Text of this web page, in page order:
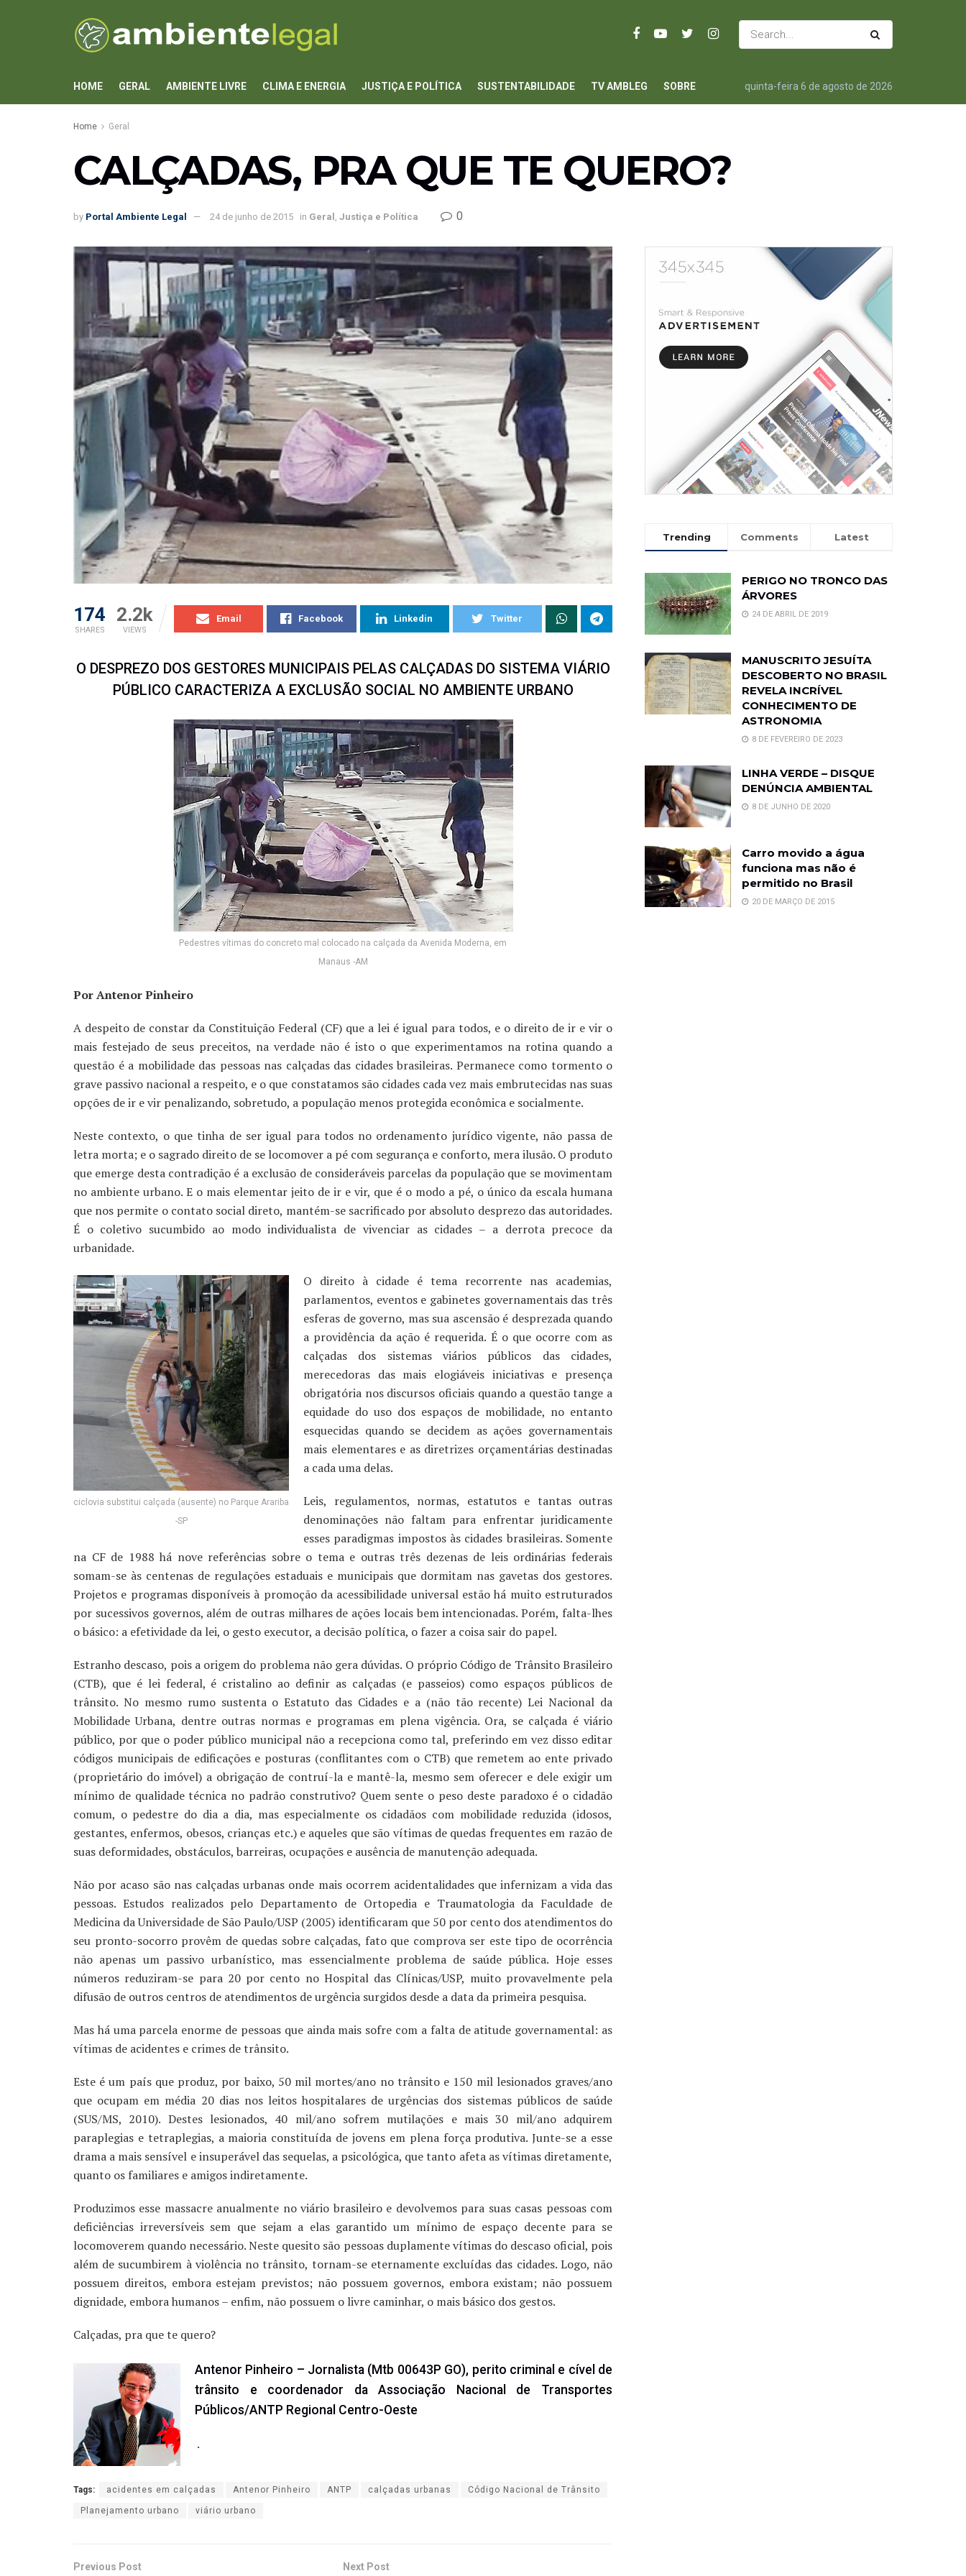
HOME GERAL AMBIENTE LIVRE CLIMA E ENERGIA JUSTIÇA E POLÍTICA SUSTENTABILIDADE TV AMBLEG SOBRE quinta-feira 6 de agosto de 2026
Home Geral
CALÇADAS, PRA QUE TE QUERO?
by Portal Ambiente Legal 24 de junho de 2015 in Geral , Justiça e Política 0
174
SHARES
2.2k
VIEWS
Email Facebook Linkedin Twitter
O DESPREZO DOS GESTORES MUNICIPAIS PELAS CALÇADAS DO SISTEMA VIÁRIO
PÚBLICO CARACTERIZA A EXCLUSÃO SOCIAL NO AMBIENTE URBANO
Pedestres vítimas do concreto mal colocado na calçada da Avenida Moderna, em
Manaus -AM
Por Antenor Pinheiro
A despeito de constar da Constituição Federal (CF) que a lei é igual para todos, e o direito de ir e vir o
mais festejado de seus preceitos, na verdade não é isto o que experimentamos na rotina quando a
questão é a mobilidade das pessoas nas calçadas das cidades brasileiras. Permanece como tormento o
grave passivo nacional a respeito, e o que constatamos são cidades cada vez mais embrutecidas nas suas
opções de ir e vir penalizando, sobretudo, a população menos protegida econômica e socialmente.
Neste contexto, o que tinha de ser igual para todos no ordenamento jurídico vigente, não passa de
letra morta; e o sagrado direito de se locomover a pé com segurança e conforto, mera ilusão. O produto
que emerge desta contradição é a exclusão de consideráveis parcelas da população que se movimentam
no ambiente urbano. E o mais elementar jeito de ir e vir, que é o modo a pé, o único da escala humana
que nos permite o contato social direto, mantém-se sacrificado por absoluto desprezo das autoridades.
É o coletivo sucumbido ao modo individualista de vivenciar as cidades – a derrota precoce da
urbanidade.
ciclovia substitui calçada (ausente) no Parque Arariba
-SP
O direito à cidade é tema recorrente nas academias,
parlamentos, eventos e gabinetes governamentais das três
esferas de governo, mas sua ascensão é desprezada quando
a providência da ação é requerida. É o que ocorre com as
calçadas dos sistemas viários públicos das cidades,
merecedoras das mais elogiáveis iniciativas e presença
obrigatória nos discursos oficiais quando a questão tange a
equidade do uso dos espaços de mobilidade, no entanto
esquecidas quando se decidem as ações governamentais
mais elementares e as diretrizes orçamentárias destinadas
a cada uma delas.
Leis, regulamentos, normas, estatutos e tantas outras
denominações não faltam para enfrentar juridicamente
esses paradigmas impostos às cidades brasileiras. Somente
na CF de 1988 há nove referências sobre o tema e outras três dezenas de leis ordinárias federais
somam-se às centenas de regulações estaduais e municipais que dormitam nas gavetas dos gestores.
Projetos e programas disponíveis à promoção da acessibilidade universal estão há muito estruturados
por sucessivos governos, além de outras milhares de ações locais bem intencionadas. Porém, falta-lhes
o básico: a efetividade da lei, o gesto executor, a decisão política, o fazer a coisa sair do papel.
Estranho descaso, pois a origem do problema não gera dúvidas. O próprio Código de Trânsito Brasileiro
(CTB), que é lei federal, é cristalino ao definir as calçadas (e passeios) como espaços públicos de
trânsito. No mesmo rumo sustenta o Estatuto das Cidades e a (não tão recente) Lei Nacional da
Mobilidade Urbana, dentre outras normas e programas em plena vigência. Ora, se calçada é viário
público, por que o poder público municipal não a recepciona como tal, preferindo em vez disso editar
códigos municipais de edificações e posturas (conflitantes com o CTB) que remetem ao ente privado
(proprietário do imóvel) a obrigação de contruí-la e mantê-la, mesmo sem oferecer e dele exigir um
mínimo de qualidade técnica no padrão construtivo? Quem sente o peso deste paradoxo é o cidadão
comum, o pedestre do dia a dia, mas especialmente os cidadãos com mobilidade reduzida (idosos,
gestantes, enfermos, obesos, crianças etc.) e aqueles que são vítimas de quedas frequentes em razão de
suas deformidades, obstáculos, barreiras, ocupações e ausência de manutenção adequada.
Não por acaso são nas calçadas urbanas onde mais ocorrem acidentalidades que infernizam a vida das
pessoas. Estudos realizados pelo Departamento de Ortopedia e Traumatologia da Faculdade de
Medicina da Universidade de São Paulo/USP (2005) identificaram que 50 por cento dos atendimentos do
seu pronto-socorro provêm de quedas sobre calçadas, fato que comprova ser este tipo de ocorrência
não apenas um passivo urbanístico, mas essencialmente problema de saúde pública. Hoje esses
números reduziram-se para 20 por cento no Hospital das Clínicas/USP, muito provavelmente pela
difusão de outros centros de atendimentos de urgência surgidos desde a data da primeira pesquisa.
Mas há uma parcela enorme de pessoas que ainda mais sofre com a falta de atitude governamental: as
vítimas de acidentes e crimes de trânsito.
Este é um país que produz, por baixo, 50 mil mortes/ano no trânsito e 150 mil lesionados graves/ano
que ocupam em média 20 dias nos leitos hospitalares de urgências dos sistemas públicos de saúde
(SUS/MS, 2010). Destes lesionados, 40 mil/ano sofrem mutilações e mais 30 mil/ano adquirem
paraplegias e tetraplegias, a maioria constituída de jovens em plena força produtiva. Junte-se a esse
drama a mais sensível e insuperável das sequelas, a psicológica, que tanto afeta as vítimas diretamente,
quanto os familiares e amigos indiretamente.
Produzimos esse massacre anualmente no viário brasileiro e devolvemos para suas casas pessoas com
deficiências irreversíveis sem que sejam a elas garantido um mínimo de espaço decente para se
locomoverem quando necessário. Neste quesito são pessoas duplamente vítimas do descaso oficial, pois
além de sucumbirem à violência no trânsito, tornam-se eternamente excluídas das cidades. Logo, não
possuem direitos, embora estejam previstos; não possuem governos, embora existam; não possuem
dignidade, embora humanos – enfim, não possuem o livre caminhar, o mais básico dos gestos.
Calçadas, pra que te quero?
Antenor Pinheiro – Jornalista (Mtb 00643P GO), perito criminal e cível de
trânsito e coordenador da Associação Nacional de Transportes
Públicos/ANTP Regional Centro-Oeste
.
Tags: acidentes em calçadas Antenor Pinheiro ANTP calçadas urbanas Código Nacional de Trânsito
Planejamento urbano viário urbano
Previous Post Next Post
Trending Comments Latest
PERIGO NO TRONCO DAS
ÁRVORES
24 DE ABRIL DE 2019
MANUSCRITO JESUÍTA
DESCOBERTO NO BRASIL
REVELA INCRÍVEL
CONHECIMENTO DE
ASTRONOMIA
8 DE FEVEREIRO DE 2023
LINHA VERDE – DISQUE
DENÚNCIA AMBIENTAL
8 DE JUNHO DE 2020
Carro movido a água
funciona mas não é
permitido no Brasil
20 DE MARÇO DE 2015